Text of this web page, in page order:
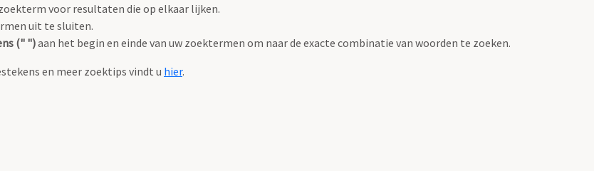
voor resultaten die op elkaar lijken.
uit te sluiten.
(" ")aan het begin en einde van uw zoektermen om naar de exacte combinatie van woorden te zoeken.
en meer zoektips vindt u hier.